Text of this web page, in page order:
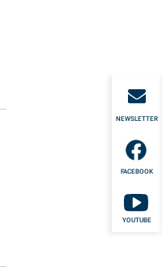
NEWSLETTER
FACEBOOK
YOUTUBE